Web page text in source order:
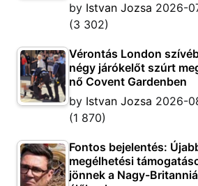
by Istvan Jozsa 2026-
(3 302)
Vérontás London
négy járókelőt szúrt
nő Covent Gardenben
by Istvan Jozsa 2026-
(1 870)
Fontos bejelentés:
megélhetési
jönnek a Nagy-